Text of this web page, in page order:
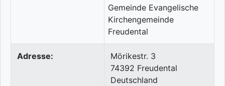
Adresse:
Mörikestr. 3
74392 Freudental
Deutschland